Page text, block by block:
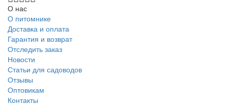
О нас
О питомнике
Доставка и оплата
Гарантия и возврат
Отследить заказ
Новости
Статьи для садоводов
Отзывы
Оптовикам
Контакты